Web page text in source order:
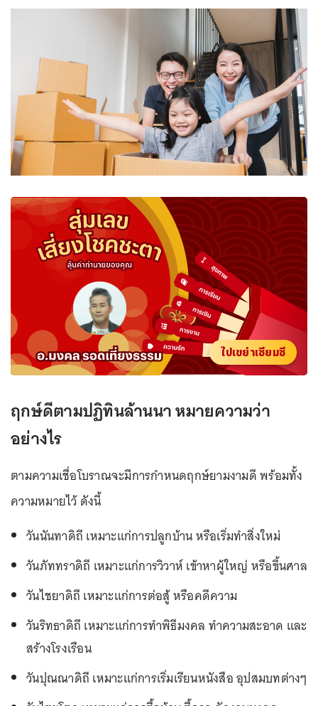
ไปเขย่าเซียมซี
ฤกษ์ดีตามปฏิทินล้านนา หมายความว่า
อย่างไร
ตามความเชื่อโบราณจะมีการกำหนดฤกษ์ยามงามดี พร้อมทั้ง
ความหมายไว้ ดังนี้
วันนันทาดิถี เหมาะแก่การปลูกบ้าน หรือเริ่มทำสิ่งใหม่
วันภัททราดิถี เหมาะแก่การวิวาห์ เข้าหาผู้ใหญ่ หรือขึ้นศาล
วันไชยาดิถี เหมาะแก่การต่อสู้ หรือคดีความ
วันริทธาดิถี เหมาะแก่การทำพิธีมงคล ทำความสะอาด และ
สร้างโรงเรือน
วันปุณณาดิถี เหมาะแก่การเริ่มเรียนหนังสือ อุปสมบทต่างๆ